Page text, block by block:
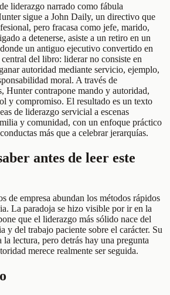
liderazgo narrado como fábula
sigue a John Daily, un directivo que
pero fracasa como jefe, marido,
a detenerse, asiste a un retiro en un
un antiguo ejecutivo convertido en
del libro: liderar no consiste en
autoridad mediante servicio, ejemplo,
moral. A través de
Hunter contrapone mando y autoridad,
y compromiso. El resultado es un texto
de liderazgo servicial a escenas
y comunidad, con un enfoque práctico
más que a celebrar jerarquías.
antes de leer este
de empresa abundan los métodos rápidos
La paradoja se hizo visible por ir en la
que el liderazgo más sólido nace del
y del trabajo paciente sobre el carácter. Su
lectura, pero detrás hay una pregunta
merece realmente ser seguida.